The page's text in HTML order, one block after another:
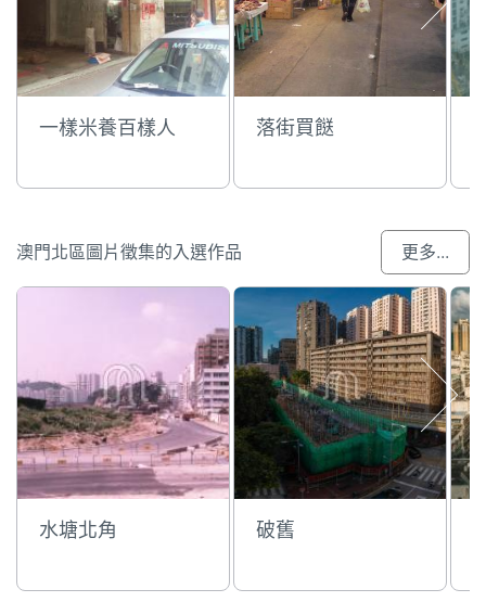
一樣米養百樣人 落街買餸
澳門北區圖片徵集的入選作品 更多...
水塘北角 破舊